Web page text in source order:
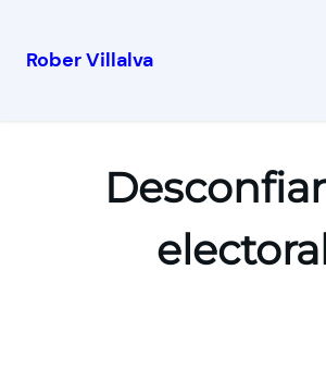
Rober Villalva